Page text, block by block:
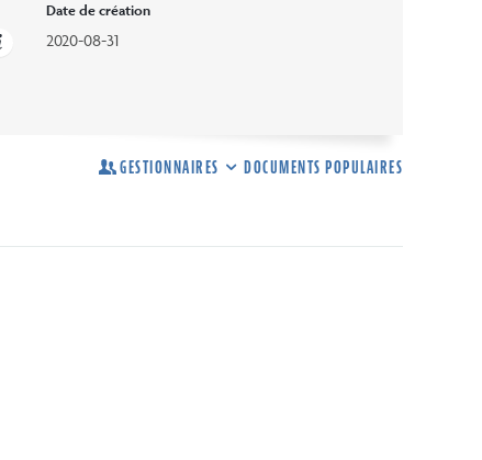
Date de création
2020-08-31
GESTIONNAIRES DOCUMENTS POPULAIRES